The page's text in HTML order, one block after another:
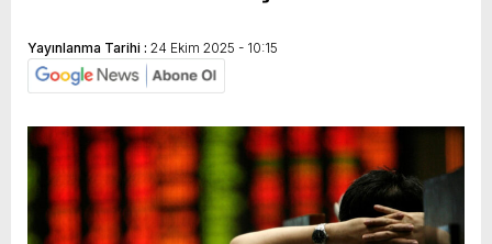
Yayınlanma Tarihi : 24 Ekim 2025 - 10:15